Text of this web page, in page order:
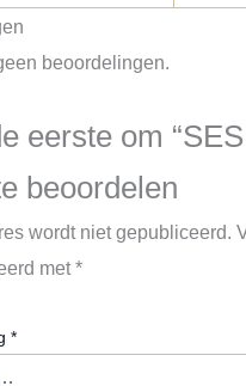
beoordelingen.
eerste om
beoordelen
wordt niet gepubliceerd.
met*
*